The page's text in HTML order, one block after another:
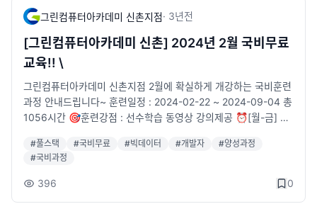
111 🐥카카오톡 채널 : http://pf.kakao.com/_tVjTxj
그린컴퓨터아카데미 신촌지점· 3년전
[그린컴퓨터아카데미 신촌] 2024년 2월 국비무료
교육!! \
그린컴퓨터아카데미 신촌지점 2월에 확실하게 개강하는 국비훈련
과정 안내드립니다~ 훈련일정 : 2024-02-22 ~ 2024-09-04 총
1056시간 🎯훈련강점 : 선수학습 동영상 강의제공 ⏰[월-금] 0
로젝트 취업과정 👩🏻🏫실무 경력 전문강사진 👨👩👦👦참여 대
상자 : 프로그램을 처음접하시는분 📕시중교재 무상제공 💶특별
훈련장려금 지급과정 ✨수강을 희망하시면🛒수강신청 부탁드려
#풀스택 #국비무료 #빅데이터 #개발자 #양성과정
#국비과정
396 0